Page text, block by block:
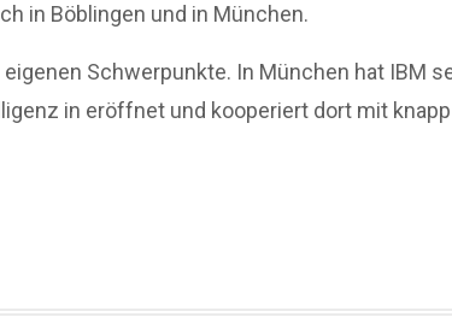
in Böblingen und in München.
Schwerpunkte. In München hat IBM
in eröffnet und kooperiert dort mit knapp